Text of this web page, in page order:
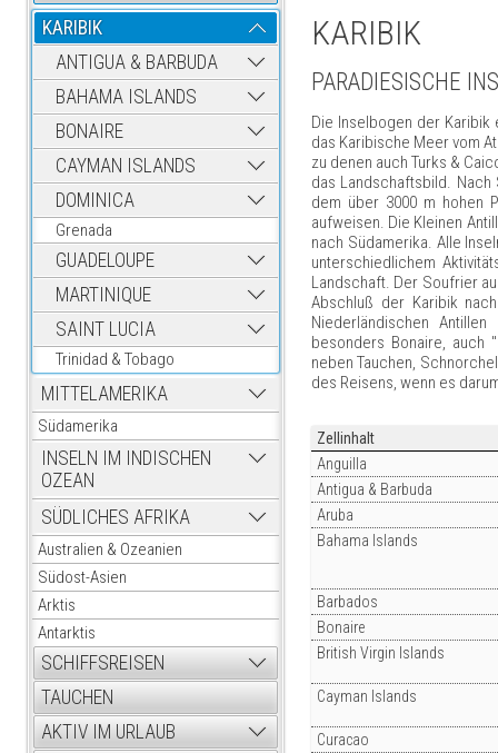
KARIBIK
ANTIGUA & BARBUDA
BAHAMA ISLANDS
BONAIRE
CAYMAN ISLANDS
DOMINICA
Grenada
GUADELOUPE
MARTINIQUE
SAINT LUCIA
Trinidad & Tobago
MITTELAMERIKA
Südamerika
INSELN IM INDISCHEN
OZEAN
SÜDLICHES AFRIKA
Australien & Ozeanien
Südost-Asien
Arktis
Antarktis
SCHIFFSREISEN
TAUCHEN
AKTIV IM URLAUB
KARIBIK
PARADIESISCHE
Die Inselbogen der Karibik
das Karibische Meer vom
zu denen auch Turks &
das Landschaftsbild.
dem über 3000 m hohen
aufweisen. Die Kleinen
nach Südamerika. Alle
unterschiedlichem
Landschaft. Der Soufrier
Abschluß der Karibik
Niederländischen
besonders Bonaire, auch
neben Tauchen,
des Reisens, wenn es
Zellinhalt
Anguilla
Antigua & Barbuda
Aruba
Bahama Islands
Barbados
Bonaire
British Virgin Islands
Cayman Islands
Curacao